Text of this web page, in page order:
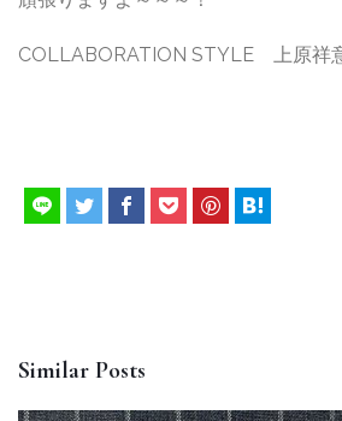
COLLABORATION STYLE 上原祥
Similar Posts